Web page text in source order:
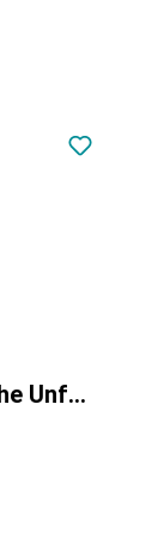
Schminkblut für realistische Unfall- Darstellung, 250 ml